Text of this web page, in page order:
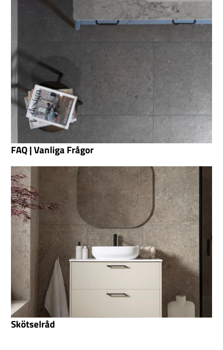
FAQ | Vanliga Frågor
Skötselråd